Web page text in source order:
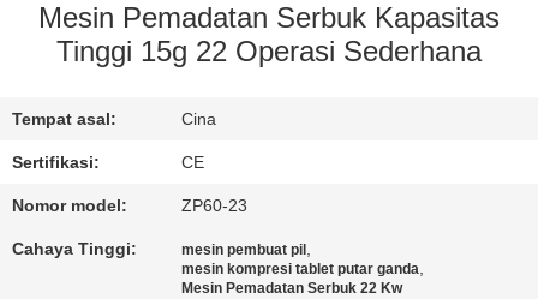
KONTROL
HUBUNGI
KAMI
Mesin Pemadatan Serbuk Kapasitas
Tinggi 15g 22 Operasi Sederhana
Tempat asal: Cina
Sertifikasi: CE
Nomor model: ZP60-23
Cahaya Tinggi: mesin pembuat pil ,
mesin kompresi tablet putar ganda,
Mesin Pemadatan Serbuk 22 Kw